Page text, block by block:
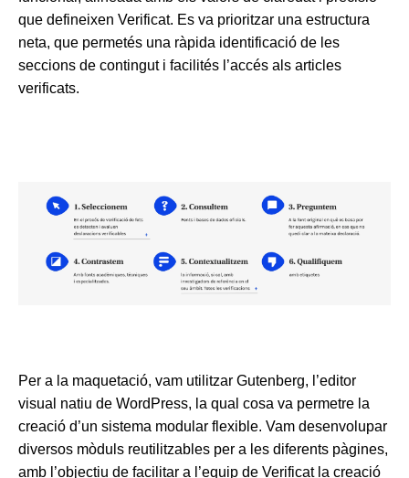
que defineixen Verificat. Es va prioritzar una estructura
neta, que permetés una ràpida identificació de les
seccions de contingut i facilités l’accés als articles
verificats.
Per a la maquetació, vam utilitzar Gutenberg, l’editor
visual natiu de WordPress, la qual cosa va permetre la
creació d’un sistema modular flexible. Vam desenvolupar
diversos mòduls reutilitzables per a les diferents pàgines,
amb l’objectiu de facilitar a l’equip de Verificat la creació